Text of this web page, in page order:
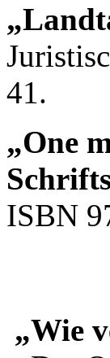
41.
„One
ISBN
„Wie